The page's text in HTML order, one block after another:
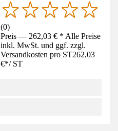
(0)
Preis — 262,03 € * Alle Preise
inkl. MwSt. und ggf. zzgl.
Versandkosten pro ST262,03
€*/ ST